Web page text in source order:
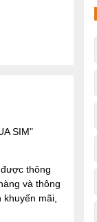
SIM"
thông
và thông
mãi,